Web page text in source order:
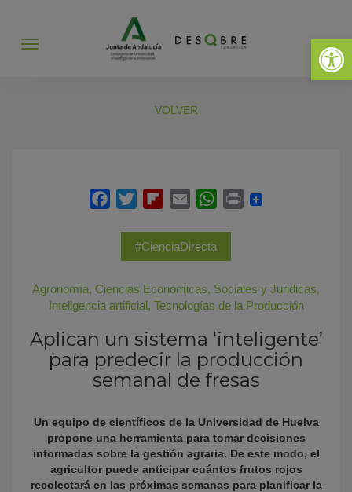
Abrir
Abrir
VOLVER
#CienciaDirecta
Agronomía, Ciencias Económicas, Sociales y Juridicas,
Inteligencia artificial, Tecnologías de la Producción
Aplican un sistema ‘inteligente’
para predecir la producción
semanal de fresas
Un equipo de científicos de la Universidad de Huelva
propone una herramienta para tomar decisiones
informadas sobre la gestión agraria. De este modo, el
agricultor puede anticipar cuántos frutos rojos
recolectará en las próximas semanas para planificar la